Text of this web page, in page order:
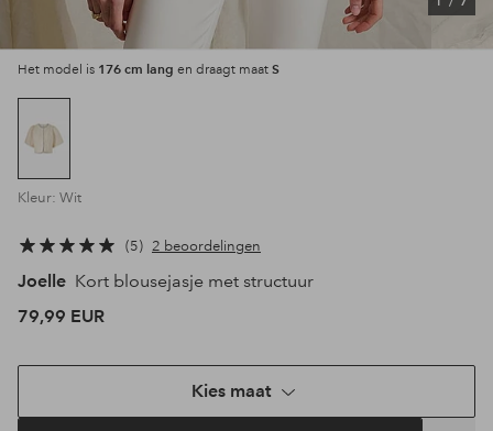
Het model is 176 cm lang en draagt maat S
Kleur: Wit
5 2 beoordelingen
Joelle Kort blousejasje met structuur
79,99 EUR
Kies maat